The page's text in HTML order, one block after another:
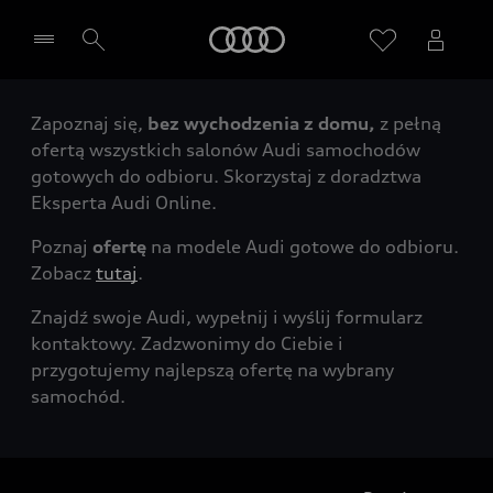
Wybierz Twojego Partnera Audi
Zapoznaj się, bez wychodzenia z domu, z pełną
ofertą wszystkich salonów Audi samochodów
gotowych do odbioru. Skorzystaj z doradztwa
Eksperta Audi Online.
Poznaj ofertę na modele Audi gotowe do odbioru.
Zobacz tutaj.
Znajdź swoje Audi, wypełnij i wyślij formularz
kontaktowy. Zadzwonimy do Ciebie i
przygotujemy najlepszą ofertę na wybrany
samochód.